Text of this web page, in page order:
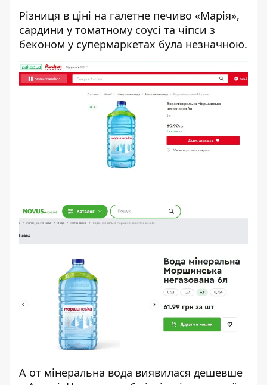
Різниця в ціні на галетне печиво «Марія»,
сардини у томатному соусі та чіпси з
беконом у супермаркетах була незначною.
А от мінеральна вода виявилася дешевше